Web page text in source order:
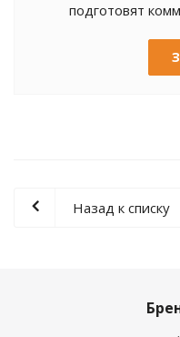
подготовят
Назад к списку